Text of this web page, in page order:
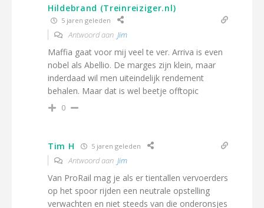
Hildebrand (Treinreiziger.nl)
5 jaren geleden
Antwoord aan Jim
Maffia gaat voor mij veel te ver. Arriva is even
nobel als Abellio. De marges zijn klein, maar
inderdaad wil men uiteindelijk rendement
behalen. Maar dat is wel beetje offtopic
0
Tim H 5 jaren geleden
Antwoord aan Jim
Van ProRail mag je als er tientallen vervoerders
op het spoor rijden een neutrale opstelling
verwachten en niet steeds van die onderonsjes